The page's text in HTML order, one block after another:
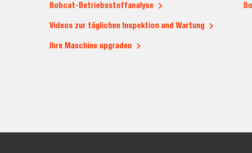
Bobcat-Betriebsstoffanalyse
Videos zur täglichen Inspektion und Wartung
Ihre Maschine upgraden